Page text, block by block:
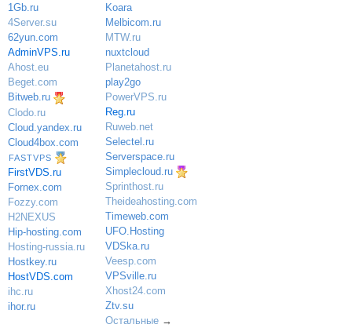
1Gb.ru
4Server.su
62yun.com
AdminVPS.ru
Ahost.eu
Beget.com
Bitweb.ru
Clodo.ru
Cloud.yandex.ru
Cloud4box.com
FASTVPS
FirstVDS.ru
Fornex.com
Fozzy.com
H2NEXUS
Hip-hosting.com
Hosting-russia.ru
Hostkey.ru
HostVDS.com
ihc.ru
ihor.ru
Koara
Melbicom.ru
MTW.ru
nuxtcloud
Planetahost.ru
play2go
PowerVPS.ru
Reg.ru
Ruweb.net
Selectel.ru
Serverspace.ru
Simplecloud.ru
Sprinthost.ru
Theideahosting.com
Timeweb.com
UFO.Hosting
VDSka.ru
Veesp.com
VPSville.ru
Xhost24.com
Ztv.su
Остальные→